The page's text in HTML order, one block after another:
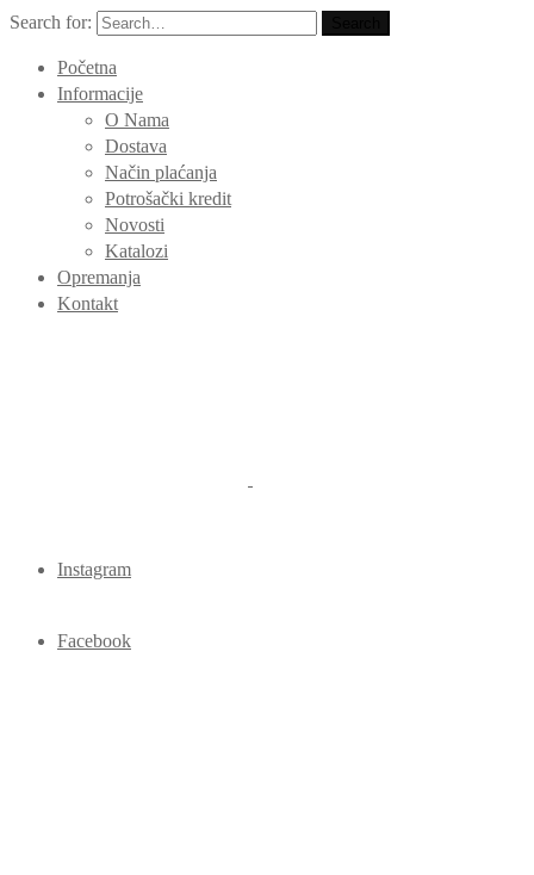
Search for:
Početna
Informacije
O Nama
Dostava
Način plaćanja
Potrošački kredit
Novosti
Katalozi
Opremanja
Kontakt
Instagram
Facebook